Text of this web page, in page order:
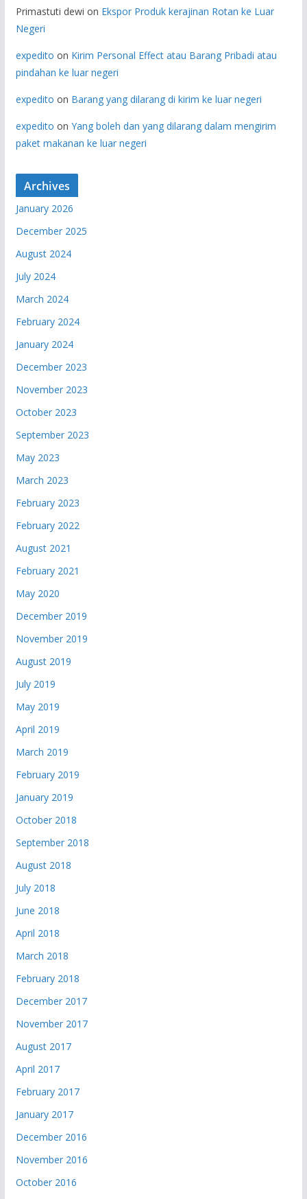
Primastuti dewi on Ekspor Produk kerajinan Rotan ke Luar
Negeri
expedito on Kirim Personal Effect atau Barang Pribadi atau
pindahan ke luar negeri
expedito on Barang yang dilarang di kirim ke luar negeri
expedito on Yang boleh dan yang dilarang dalam mengirim
paket makanan ke luar negeri
Archives
January 2026
December 2025
August 2024
July 2024
March 2024
February 2024
January 2024
December 2023
November 2023
October 2023
September 2023
May 2023
March 2023
February 2023
February 2022
August 2021
February 2021
May 2020
December 2019
November 2019
August 2019
July 2019
May 2019
April 2019
March 2019
February 2019
January 2019
October 2018
September 2018
August 2018
July 2018
June 2018
April 2018
March 2018
February 2018
December 2017
November 2017
August 2017
April 2017
February 2017
January 2017
December 2016
November 2016
October 2016